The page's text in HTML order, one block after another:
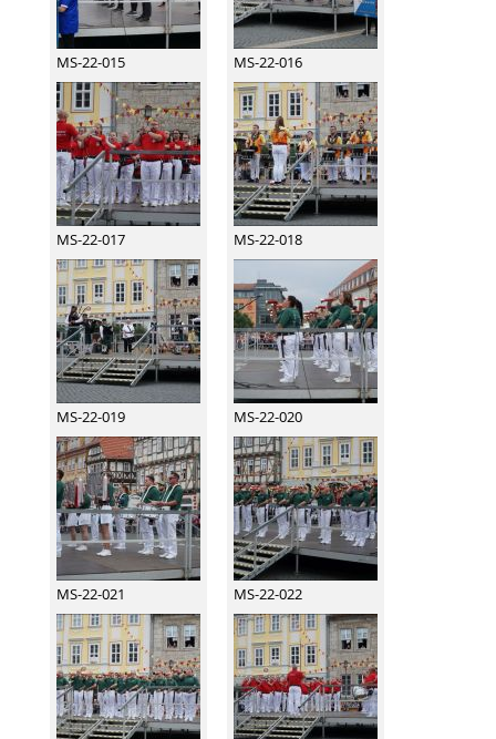
MS-22-015 MS-22-016
MS-22-017 MS-22-018
MS-22-019 MS-22-020
MS-22-021 MS-22-022